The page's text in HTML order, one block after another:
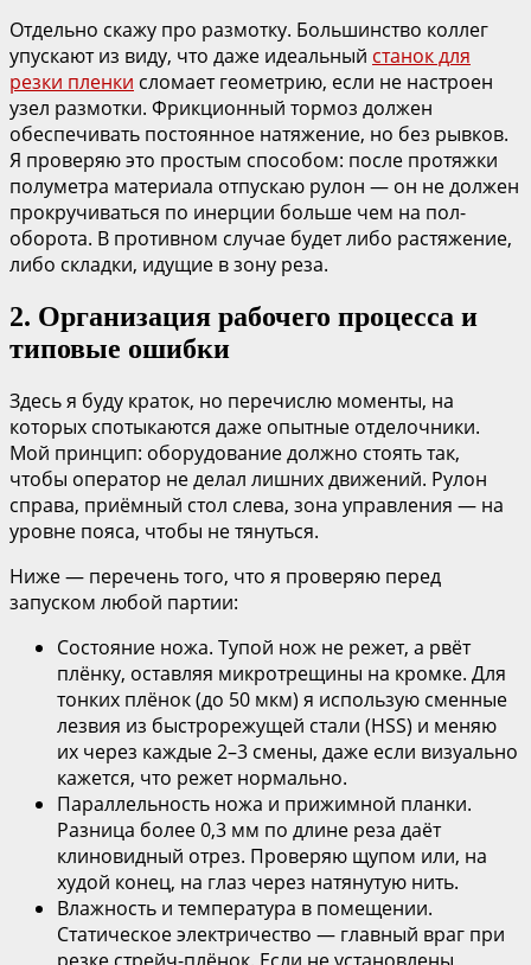
Отдельно скажу про размотку. Большинство коллег
упускают из виду, что даже идеальный станок для
резки пленки сломает геометрию, если не настроен
узел размотки. Фрикционный тормоз должен
обеспечивать постоянное натяжение, но без рывков.
Я проверяю это простым способом: после протяжки
полуметра материала отпускаю рулон — он не должен
прокручиваться по инерции больше чем на пол-
оборота. В противном случае будет либо растяжение,
либо складки, идущие в зону реза.
2. Организация рабочего процесса и
типовые ошибки
Здесь я буду краток, но перечислю моменты, на
которых спотыкаются даже опытные отделочники.
Мой принцип: оборудование должно стоять так,
чтобы оператор не делал лишних движений. Рулон
справа, приёмный стол слева, зона управления — на
уровне пояса, чтобы не тянуться.
Ниже — перечень того, что я проверяю перед
запуском любой партии:
Состояние ножа. Тупой нож не режет, а рвёт
плёнку, оставляя микротрещины на кромке. Для
тонких плёнок (до 50 мкм) я использую сменные
лезвия из быстрорежущей стали (HSS) и меняю
их через каждые 2–3 смены, даже если визуально
кажется, что режет нормально.
Параллельность ножа и прижимной планки.
Разница более 0,3 мм по длине реза даёт
клиновидный отрез. Проверяю щупом или, на
худой конец, на глаз через натянутую нить.
Влажность и температура в помещении.
Статическое электричество — главный враг при